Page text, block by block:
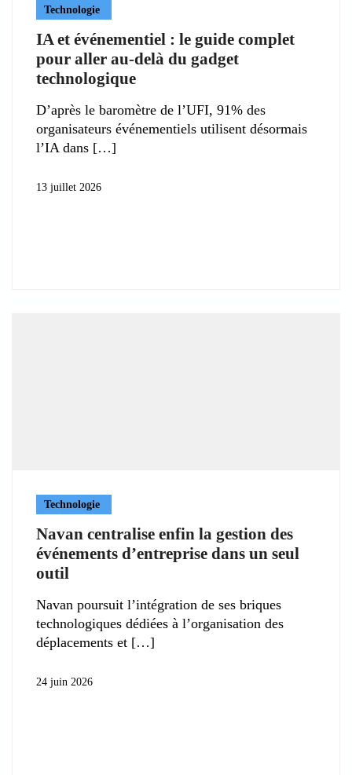
Technologie
IA et événementiel : le guide complet
pour aller au-delà du gadget
technologique
D’après le baromètre de l’UFI, 91% des
organisateurs événementiels utilisent désormais
l’IA dans
13 juillet 2026
Technologie
Navan centralise enfin la gestion des
événements d’entreprise dans un seul
outil
Navan poursuit l’intégration de ses briques
technologiques dédiées à l’organisation des
déplacements et
24 juin 2026